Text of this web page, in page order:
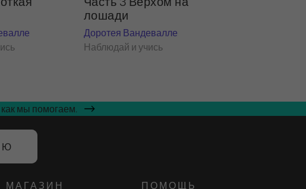
лошади
Доротея Вандевалле
Наблюдай и учись
мы помогаем.
МАГАЗИН ПОМОЩЬ